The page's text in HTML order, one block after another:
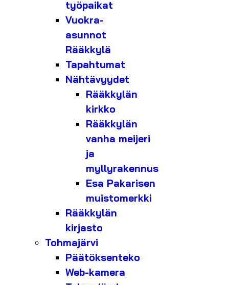
työpaikat
Vuokra-
asunnot
Rääkkylä
Tapahtumat
Nähtävyydet
Rääkkylän
kirkko
Rääkkylän
vanha meijeri
ja
myllyrakennus
Esa Pakarisen
muistomerkki
Rääkkylän
kirjasto
Tohmajärvi
Päätöksenteko
Web-kamera